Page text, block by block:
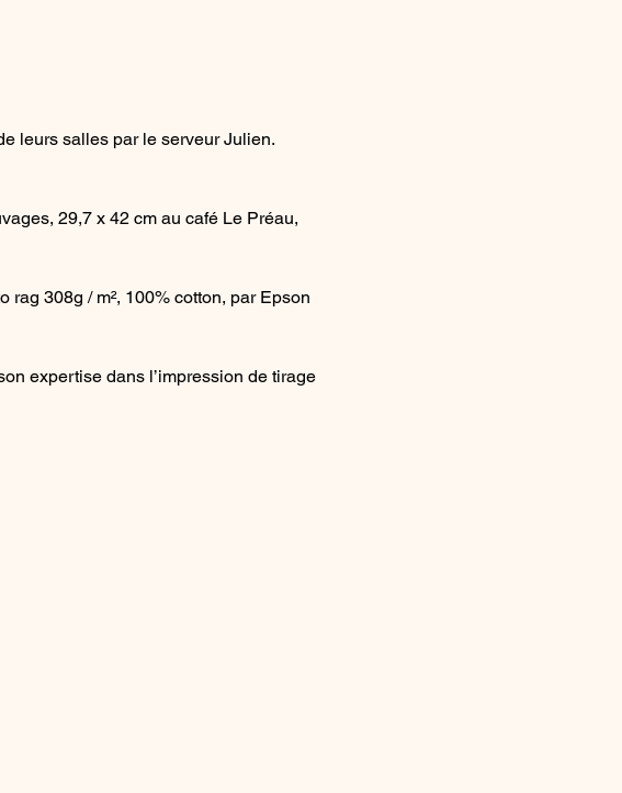
leurs salles par le serveur Julien.
29,7 x 42 cm au café Le Préau,
rag 308g / m², 100% cotton, par Epson
expertise dans l’impression de tirage